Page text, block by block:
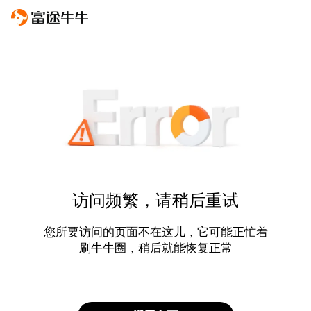
访问频繁，请稍后重试
您所要访问的页面不在这儿，它可能正忙着
刷牛牛圈，稍后就能恢复正常